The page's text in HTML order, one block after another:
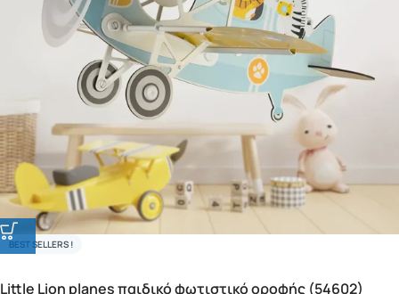
BEST SELLERS !
Little Lion planes παιδικό φωτιστικό οροφής (54602)